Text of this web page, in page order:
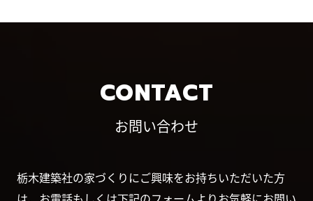
CONTACT
お問い合わせ
栃木建築社の家づくりにご興味をお持ちいただいた方